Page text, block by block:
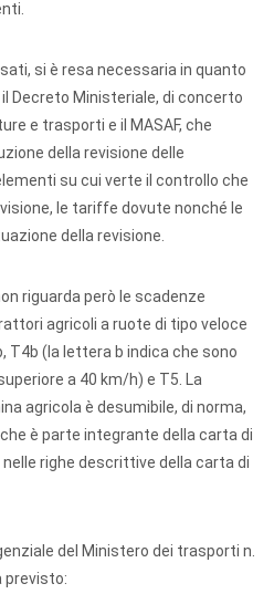
si è resa necessaria in quanto
Decreto Ministeriale, di concerto
e trasporti e il MASAF, che
della revisione delle
su cui verte il controllo che
le tariffe dovute nonché le
della revisione.
riguarda però le scadenze
agricoli a ruote di tipo veloce
T4b (la lettera b indica che sono
a 40 km/h) e T5. La
agricola è desumibile, di norma,
è parte integrante della carta di
righe descrittive della carta di
del Ministero dei trasporti n.
previsto: